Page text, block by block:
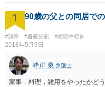
1 90歳の父との同居で
#調停 #遺産分割 #相続手続き
2018年5月9日
峰岸 泉 弁護士
家事，料理，雑用をやったかど